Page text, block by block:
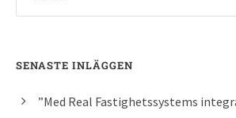
SENASTE INLÄGGEN
”Med Real Fastighetssystems